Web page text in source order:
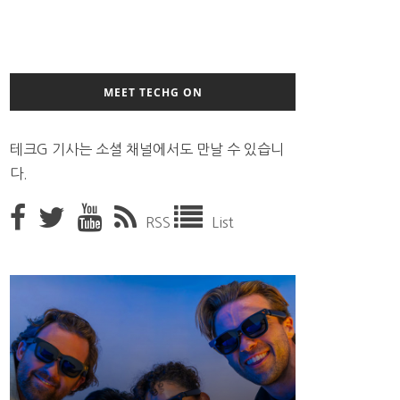
MEET TECHG ON
테크G 기사는 소셜 채널에서도 만날 수 있습니
다.
RSS List